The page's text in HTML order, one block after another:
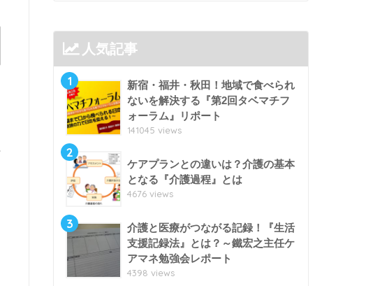
人気記事
1
新宿・福井・秋田！地域で食べられ
ないを解決する『第2回タベマチフ
ォーラム』リポート
141045 views
2
ケアプランとの違いは？介護の基本
となる『介護過程』とは
4676 views
3
介護と医療がつながる記録！『生活
支援記録法』とは？～鐵宏之主任ケ
アマネ勉強会レポート
4398 views